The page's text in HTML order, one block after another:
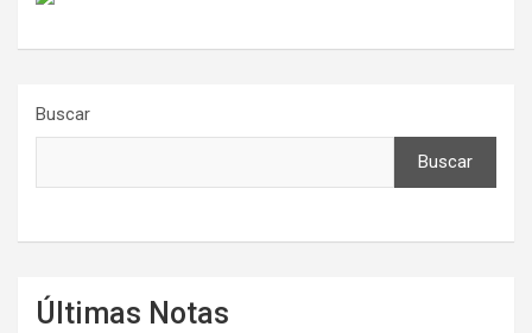
Buscar
Buscar
Últimas Notas